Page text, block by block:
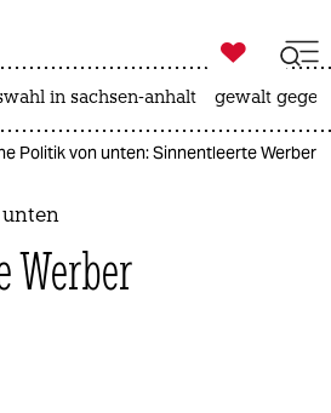
taz zahl ich
ich

taz zahl ich
in sachsen-anhalt gewalt
Politik von unten: Sinnentleerte Werber
Werber